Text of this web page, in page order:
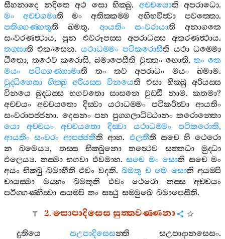
සීහනාදෙ
නදිතෙ අථ සො භික‍්ඛු. අච‍්චයොති අපරාධො.
මං
අච‍්චගමාති මං අතික‍්කම‍්ම අභිභවිත්‍වා පවත‍්තො.
පතිග‍්ගණ‍්හතූති ඛමතු. ආයතිං සංවරායාති
අනාගතෙ
සංවරණත්‍ථාය,පුන එවරූපස‍්ස අපරාධස‍්ස අකරණත්‍ථාය.
තග‍්ඝාති එකංසෙන. යථාධම‍්මං පටිකරොසීති යථා ධම‍්මො
ඨිතො,තථෙව කරොසි,ඛමාපෙසීති වුත‍්තං හොති. තං තෙ
මයං
පටිග‍්ගණ‍්හාමාති තං තව අපරාධං මයං ඛමාම.
වුද‍්ධිහෙසා භික‍්ඛු අරියස‍්ස විනයෙති එසා භික‍්ඛු අරියස‍්ස
විනයෙ බුද‍්ධස‍්ස භගවතො සාසනෙ වුඩ‍්ඪි නාම.කතමා?
අච‍්චයං
අච‍්චයතො දිස‍්වා යථාධම‍්මං පටිකරිත්‍වා
ආයතිං
සංවරාපජ‍්ජනා. දෙසනං පන පුග‍්ගලාධිට‍්ඨානං කරොන‍්තො
යො
අච‍්චයං අච‍්චයතො දිස‍්වා යථාධම‍්මං පටිකරොති,
ආයතිං සංවරං ආපජ‍්ජතීති ආහ. ඵලතීති සචෙ හි ථෙරො
න
ඛමෙය්‍ය, තස‍්ස භික‍්ඛුනො තත්‍ථෙව සත‍්තධා
මුද‍්ධා
ඵලෙය්‍ය. තස‍්මා භගවා එවමාහ. සචෙ මං සොති සචෙ මං
අයං භික‍්ඛු ඛමාහීති එවං වදති.ඛමතු ච මෙ සොති අයම‍්පි
චායස‍්මා
මය‍්හං ඛමතූති එවං ථෙරො තස‍්ස
අච‍්චයං
පටිග‍්ගණ‍්හිත්‍වා සයම‍්පි තං සත්‍ථු සම‍්මුඛෙ ඛමාපෙසීති.
2.සොපාදිසෙසසුත‍්තවණ‍්ණනා
දුතියෙ සඋපාදිසෙසන‍්ති සඋපාදානසෙසං.